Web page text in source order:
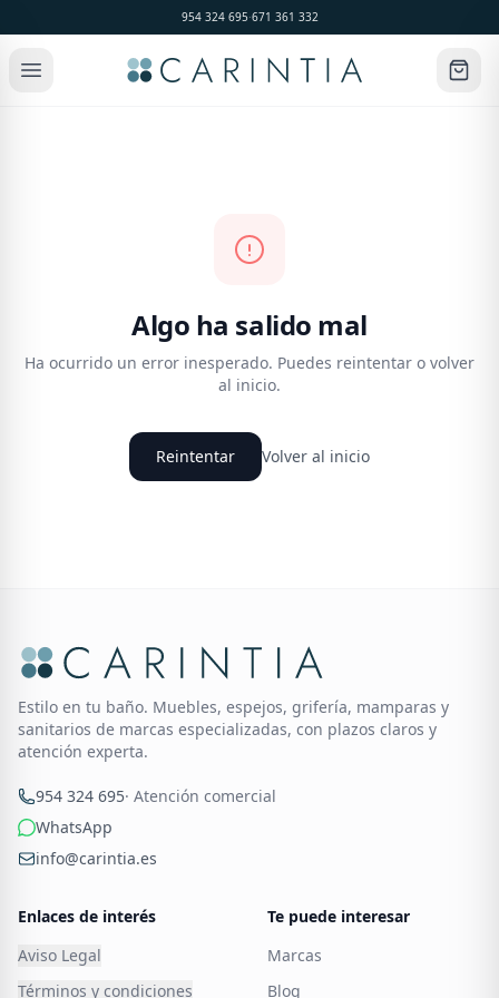
954 324 695·671 361 332
Algo ha salido mal
Ha ocurrido un error inesperado. Puedes reintentar o volver
al inicio.
Reintentar Volver al inicio
Estilo en tu baño. Muebles, espejos, grifería, mamparas y
sanitarios de marcas especializadas, con plazos claros y
atención experta.
954 324 695· Atención comercial
WhatsApp
info@carintia.es
Enlaces de interés
Aviso Legal
Términos y condiciones
Te puede interesar
Marcas
Blog